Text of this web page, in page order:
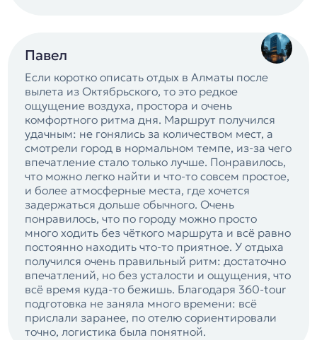
Павел
Если коротко описать отдых в Алматы после
вылета из Октябрьского, то это редкое
ощущение воздуха, простора и очень
комфортного ритма дня. Маршрут получился
удачным: не гонялись за количеством мест, а
смотрели город в нормальном темпе, из-за чего
впечатление стало только лучше. Понравилось,
что можно легко найти и что-то совсем простое,
и более атмосферные места, где хочется
задержаться дольше обычного. Очень
понравилось, что по городу можно просто
много ходить без чёткого маршрута и всё равно
постоянно находить что-то приятное. У отдыха
получился очень правильный ритм: достаточно
впечатлений, но без усталости и ощущения, что
всё время куда-то бежишь. Благодаря 360-tour
подготовка не заняла много времени: всё
прислали заранее, по отелю сориентировали
точно, логистика была понятной.